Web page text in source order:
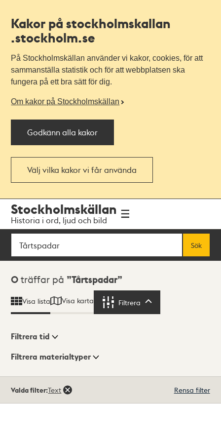
Kakor på stockholmskallan
.stockholm.se
På Stockholmskällan använder vi kakor, cookies, för att
sammanställa statistik och för att webbplatsen ska
fungera på ett bra sätt för dig.
Om kakor på Stockholmskällan
Godkänn alla kakor
Välj vilka kakor vi får använda
navigationen
huvudinnehållet
Stockholmskällan
Historia i ord, ljud och bild
Sök
Sök
Sökresultat
0 träffar på Tårtspadar
Visa lista Visa karta Filtrera
Visningsläge
Filtrera tid
Filtrera materialtyper
träffar
Valda filter:Text Rensa filter